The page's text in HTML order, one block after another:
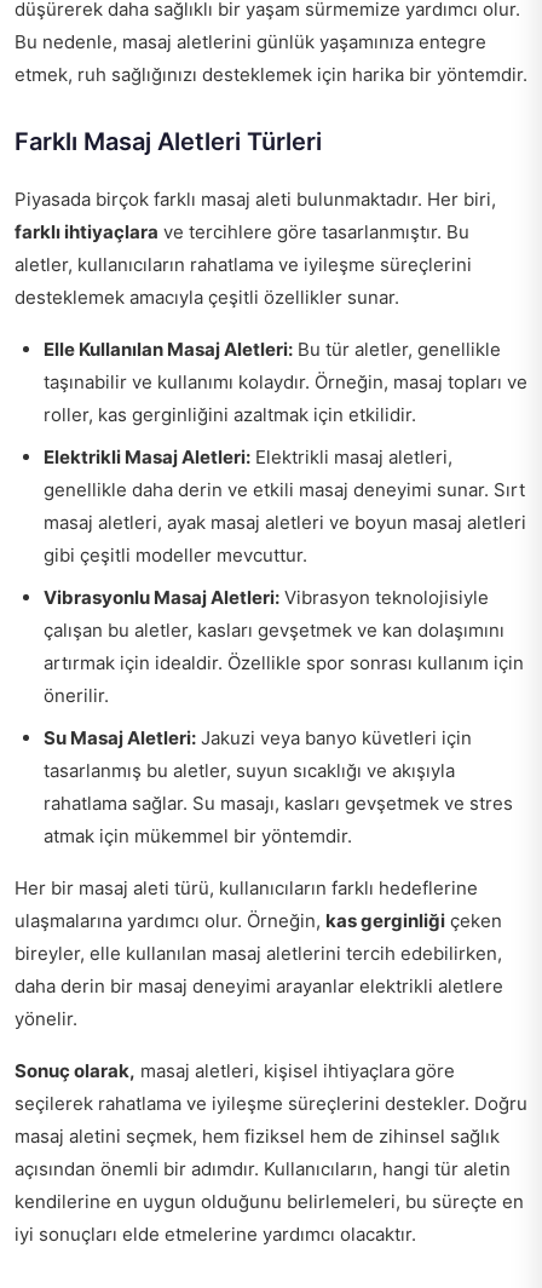
düşürerek daha sağlıklı bir yaşam sürmemize yardımcı olur.
Bu nedenle, masaj aletlerini günlük yaşamınıza entegre
etmek, ruh sağlığınızı desteklemek için harika bir yöntemdir.
Farklı Masaj Aletleri Türleri
Piyasada birçok farklı masaj aleti bulunmaktadır. Her biri,
farklı ihtiyaçlara ve tercihlere göre tasarlanmıştır. Bu
aletler, kullanıcıların rahatlama ve iyileşme süreçlerini
desteklemek amacıyla çeşitli özellikler sunar.
Elle Kullanılan Masaj Aletleri: Bu tür aletler, genellikle
taşınabilir ve kullanımı kolaydır. Örneğin, masaj topları ve
roller, kas gerginliğini azaltmak için etkilidir.
Elektrikli Masaj Aletleri: Elektrikli masaj aletleri,
genellikle daha derin ve etkili masaj deneyimi sunar. Sırt
masaj aletleri, ayak masaj aletleri ve boyun masaj aletleri
gibi çeşitli modeller mevcuttur.
Vibrasyonlu Masaj Aletleri: Vibrasyon teknolojisiyle
çalışan bu aletler, kasları gevşetmek ve kan dolaşımını
artırmak için idealdir. Özellikle spor sonrası kullanım için
önerilir.
Su Masaj Aletleri: Jakuzi veya banyo küvetleri için
tasarlanmış bu aletler, suyun sıcaklığı ve akışıyla
rahatlama sağlar. Su masajı, kasları gevşetmek ve stres
atmak için mükemmel bir yöntemdir.
Her bir masaj aleti türü, kullanıcıların farklı hedeflerine
ulaşmalarına yardımcı olur. Örneğin, kas gerginliği çeken
bireyler, elle kullanılan masaj aletlerini tercih edebilirken,
daha derin bir masaj deneyimi arayanlar elektrikli aletlere
yönelir.
Sonuç olarak, masaj aletleri, kişisel ihtiyaçlara göre
seçilerek rahatlama ve iyileşme süreçlerini destekler. Doğru
masaj aletini seçmek, hem fiziksel hem de zihinsel sağlık
açısından önemli bir adımdır. Kullanıcıların, hangi tür aletin
kendilerine en uygun olduğunu belirlemeleri, bu süreçte en
iyi sonuçları elde etmelerine yardımcı olacaktır.